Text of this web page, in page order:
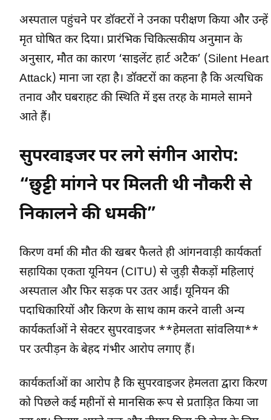
अस्पताल पहुंचने पर डॉक्टरों ने उनका परीक्षण किया और उन्हें
मृत घोषित कर दिया। प्रारंभिक चिकित्सकीय अनुमान के
अनुसार, मौत का कारण ‘साइलेंट हार्ट अटैक’ (Silent Heart
Attack) माना जा रहा है। डॉक्टरों का कहना है कि अत्यधिक
तनाव और घबराहट की स्थिति में इस तरह के मामले सामने
आते हैं।
सुपरवाइजर पर लगे संगीन आरोप:
“छुट्टी मांगने पर मिलती थी नौकरी से
निकालने की धमकी”
किरण वर्मा की मौत की खबर फैलते ही आंगनवाड़ी कार्यकर्ता
सहायिका एकता यूनियन (CITU) से जुड़ी सैकड़ों महिलाएं
अस्पताल और फिर सड़क पर उतर आईं। यूनियन की
पदाधिकारियों और किरण के साथ काम करने वाली अन्य
कार्यकर्ताओं ने सेक्टर सुपरवाइजर **हेमलता सांवलिया**
पर उत्पीड़न के बेहद गंभीर आरोप लगाए हैं।
कार्यकर्ताओं का आरोप है कि सुपरवाइजर हेमलता द्वारा किरण
को पिछले कई महीनों से मानसिक रूप से प्रताड़ित किया जा